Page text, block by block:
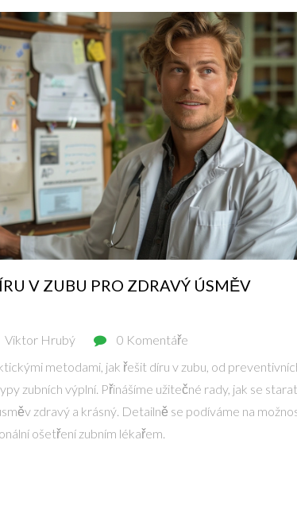
V ZUBU PRO ZDRAVÝ ÚSMĚV
Viktor Hrubý
0 Komentáře
metodami, jak řešit díru v zubu, od
zubních výplní. Přinášíme užitečné rady, jak se
zdravý a krásný. Detailně se podíváme na
ošetření zubním lékařem.